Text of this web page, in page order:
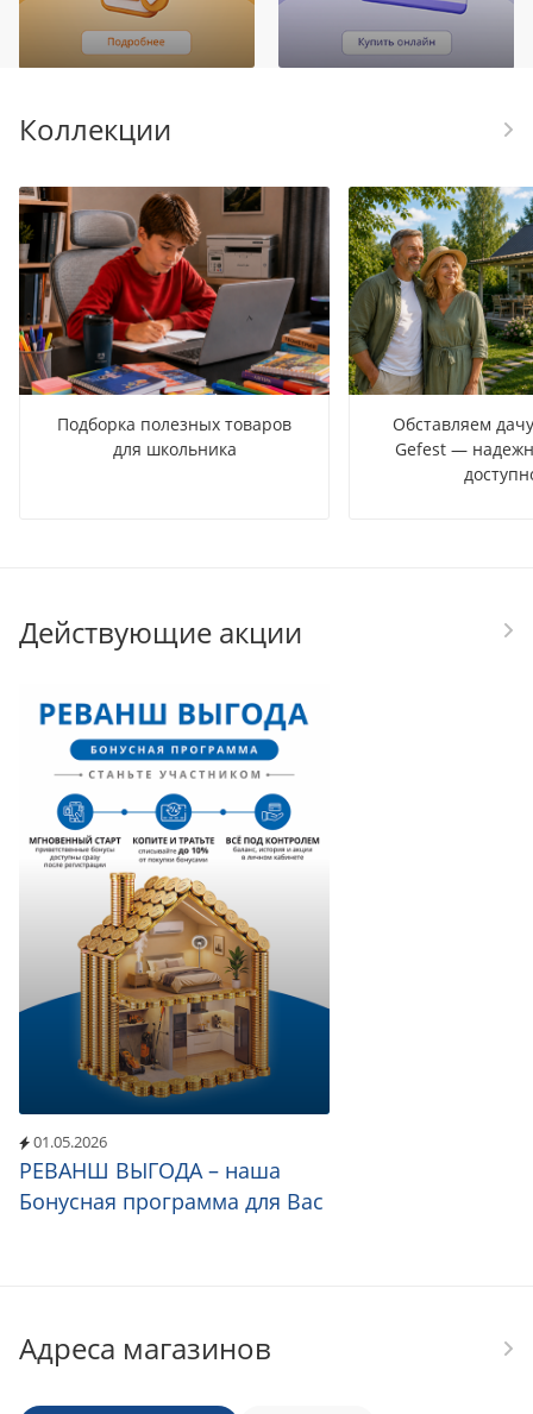
Коллекции
Подборка полезных товаров
для школьника
Обставляем
Gefest —
Действующие акции
01.05.2026
РЕВАНШ ВЫГОДА – наша
Бонусная программа для Вас
Адреса магазинов